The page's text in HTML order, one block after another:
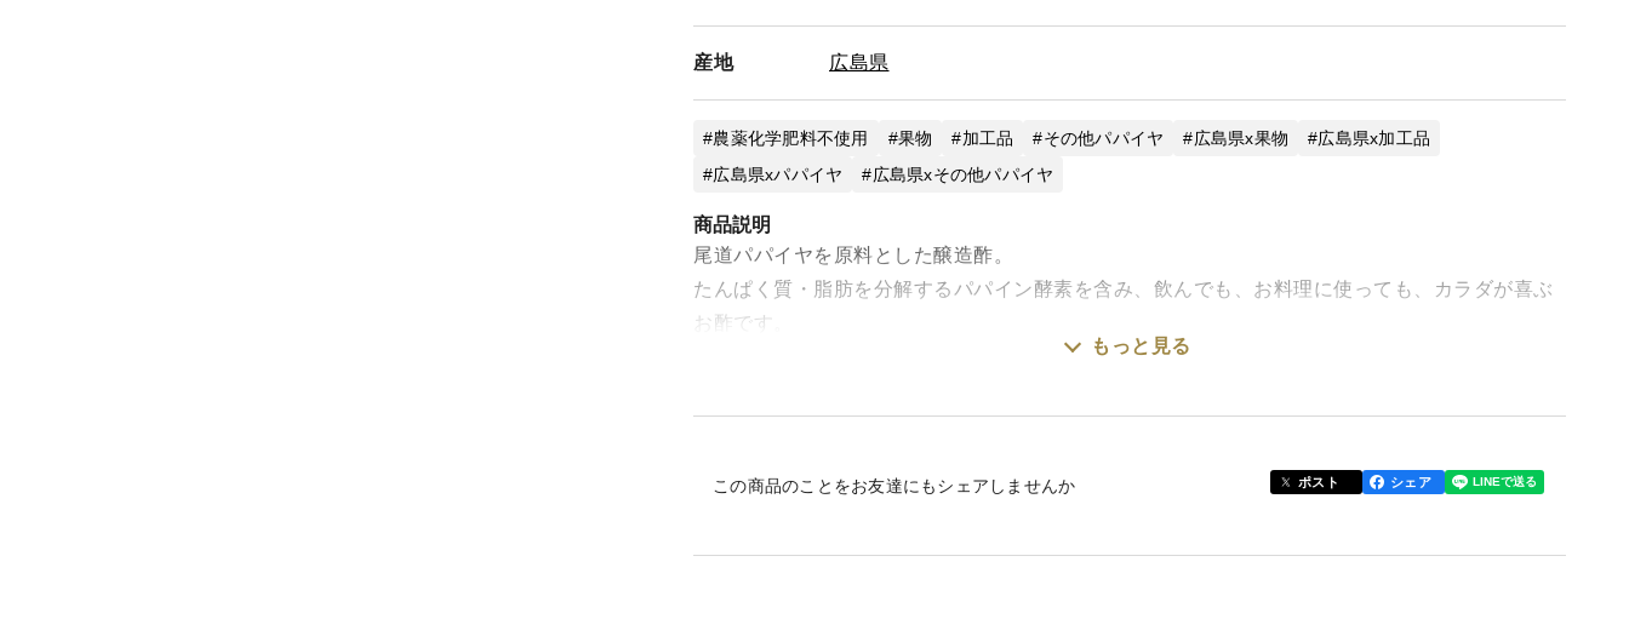
産地 広島県
農薬化学肥料不使用 果物 加工品 その他パパイヤ 広島県x果物
広島県x加工品
広島県xパパイヤ
広島県xその他パパイヤ
商品説明
尾道パパイヤを原料とした醸造酢。
たんぱく質・脂肪を分解するパパイン酵素を含み、飲んでも、お料理に使っても、カラダが喜ぶ
お酢です。
もっと見る
この商品のことをお友達にもシェアしませんか ポスト シェア